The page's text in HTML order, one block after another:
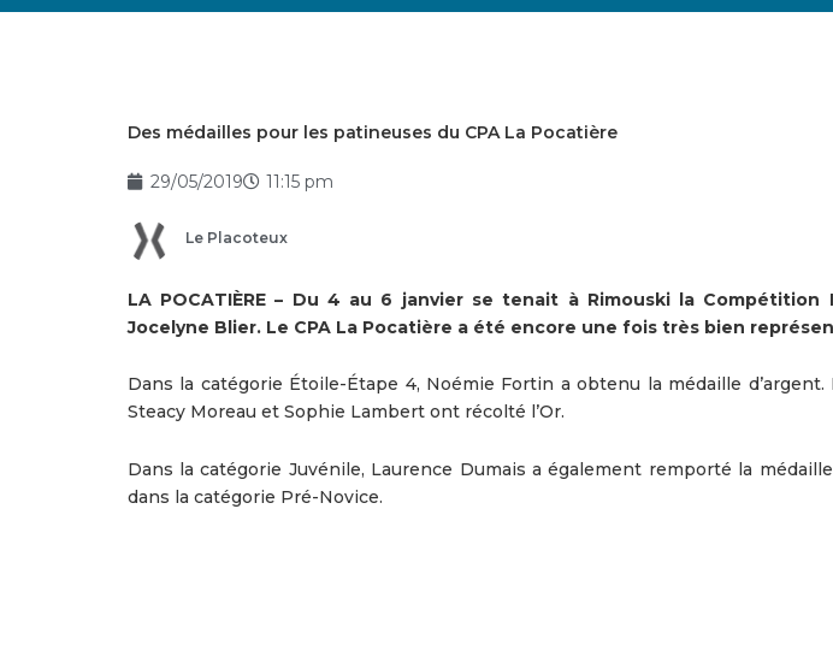
Des médailles pour les patineuses du CPA La Pocatière
29/05/2019 11:15 pm
Le Placoteux
LA POCATIÈRE – Du 4 au 6 janvier se tenait à Rimouski la
Jocelyne Blier. Le CPA La Pocatière a été encore une fois très bien
Dans la catégorie Étoile-Étape 4, Noémie Fortin a obtenu la médaille
Steacy Moreau et Sophie Lambert ont récolté l’Or.
Dans la catégorie Juvénile, Laurence Dumais a également remporté la
dans la catégorie Pré-Novice.